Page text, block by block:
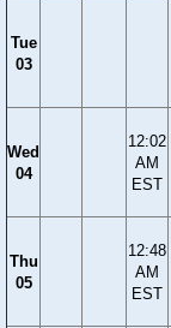
Tue
03
Wed
04
12:02
AM
EST
Thu
05
12:48
AM
EST